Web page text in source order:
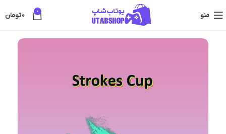
منو 0
0تومان